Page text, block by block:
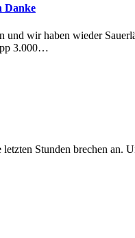
Danke
und wir haben wieder
3.000…
Stunden brechen an.